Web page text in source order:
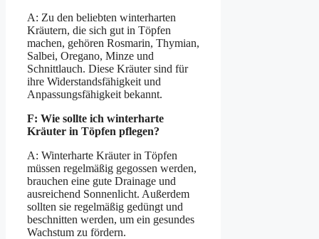
A: Zu den beliebten winterharten
Kräutern, die sich gut in Töpfen
machen, gehören Rosmarin, Thymian,
Salbei, Oregano, Minze und
Schnittlauch. Diese Kräuter sind für
ihre Widerstandsfähigkeit und
Anpassungsfähigkeit bekannt.
F: Wie sollte ich winterharte
Kräuter in Töpfen pflegen?
A: Winterharte Kräuter in Töpfen
müssen regelmäßig gegossen werden,
brauchen eine gute Drainage und
ausreichend Sonnenlicht. Außerdem
sollten sie regelmäßig gedüngt und
beschnitten werden, um ein gesundes
Wachstum zu fördern.